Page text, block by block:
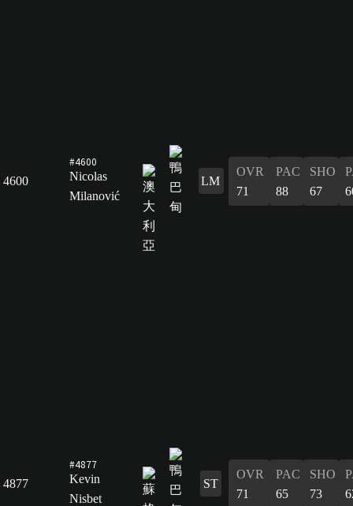
4600
#4600
Nicolas
Milanović
LM
OVR
71
PAC
88
SHO
67
4877
#4877
Kevin
Nisbet
ST
OVR
71
PAC
65
SHO
73